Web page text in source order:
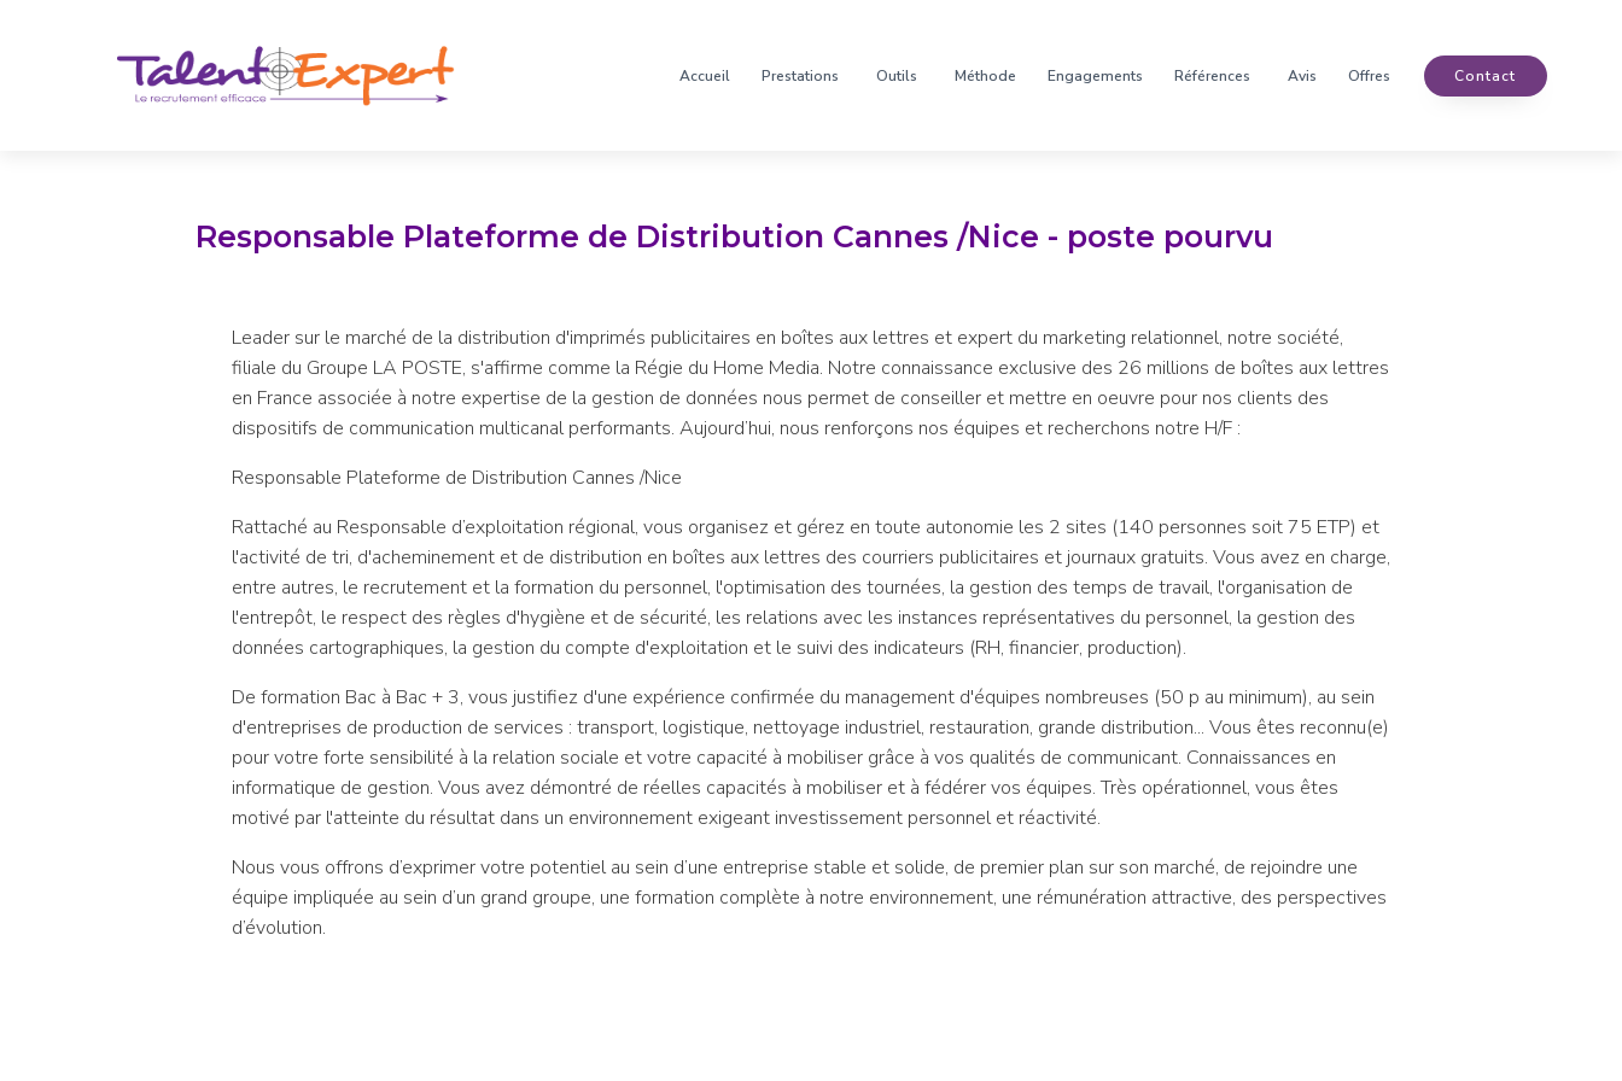
Accueil Prestations Outils Méthode Engagements Références Avis Offres Contact
Responsable Plateforme de Distribution Cannes /Nice - poste pourvu
Leader sur le marché de la distribution d'imprimés publicitaires en boîtes aux lettres et expert du marketing relationnel, notre société,
filiale du Groupe LA POSTE, s'affirme comme la Régie du Home Media. Notre connaissance exclusive des 26 millions de boîtes aux lettres
en France associée à notre expertise de la gestion de données nous permet de conseiller et mettre en oeuvre pour nos clients des
dispositifs de communication multicanal performants. Aujourd’hui, nous renforçons nos équipes et recherchons notre H/F :
Responsable Plateforme de Distribution Cannes /Nice
Rattaché au Responsable d’exploitation régional, vous organisez et gérez en toute autonomie les 2 sites (140 personnes soit 75 ETP) et
l'activité de tri, d'acheminement et de distribution en boîtes aux lettres des courriers publicitaires et journaux gratuits. Vous avez en charge,
entre autres, le recrutement et la formation du personnel, l'optimisation des tournées, la gestion des temps de travail, l'organisation de
l'entrepôt, le respect des règles d'hygiène et de sécurité, les relations avec les instances représentatives du personnel, la gestion des
données cartographiques, la gestion du compte d'exploitation et le suivi des indicateurs (RH, financier, production).
De formation Bac à Bac + 3, vous justifiez d'une expérience confirmée du management d'équipes nombreuses (50 p au minimum), au sein
d'entreprises de production de services : transport, logistique, nettoyage industriel, restauration, grande distribution... Vous êtes reconnu(e)
pour votre forte sensibilité à la relation sociale et votre capacité à mobiliser grâce à vos qualités de communicant. Connaissances en
informatique de gestion. Vous avez démontré de réelles capacités à mobiliser et à fédérer vos équipes. Très opérationnel, vous êtes
motivé par l'atteinte du résultat dans un environnement exigeant investissement personnel et réactivité.
Nous vous offrons d’exprimer votre potentiel au sein d’une entreprise stable et solide, de premier plan sur son marché, de rejoindre une
équipe impliquée au sein d’un grand groupe, une formation complète à notre environnement, une rémunération attractive, des perspectives
d’évolution.